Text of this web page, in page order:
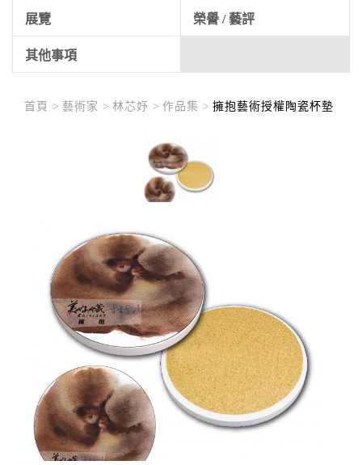
展覽 榮譽 / 藝評
其他事項
首頁 > 藝術家 > 林芯妤 > 作品集 > 擁抱藝術授權陶瓷杯墊